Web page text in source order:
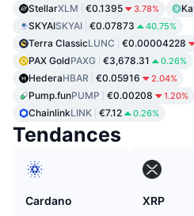
StellarXLM €0.1395 3.78%
SKYAISKYAI €0.07873 40.75%
Terra ClassicLUNC €0.00004228
PAX GoldPAXG €3,678.31 0.26%
HederaHBAR €0.05916 2.04%
Pump.funPUMP €0.00208 1.20%
ChainlinkLINK €7.12 0.26%
Tendances
Cardano
XRP